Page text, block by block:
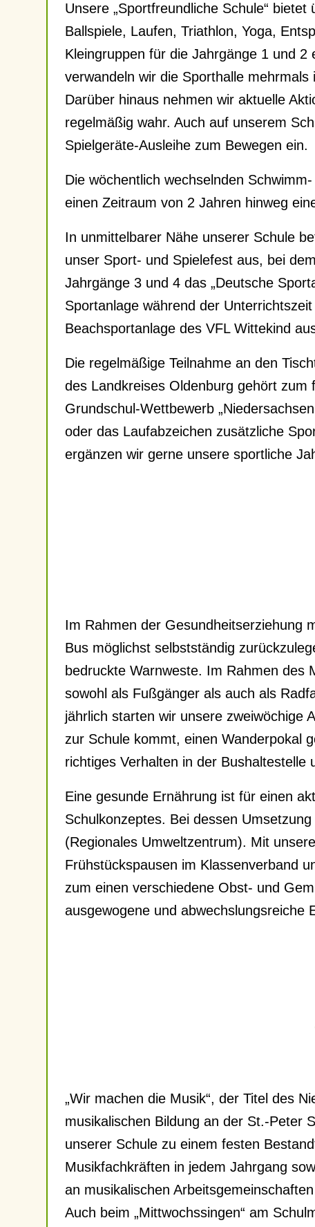
Unsere „Sportfreundliche Schule“
Ballspiele, Laufen, Triathlon, Yoga,
Kleingruppen für die Jahrgänge 1 und 2
verwandeln wir die Sporthalle
Darüber hinaus nehmen wir aktuelle
regelmäßig wahr. Auch auf unserem
Spielgeräte-Ausleihe zum Bewegen ein.
Die wöchentlich wechselnden
einen Zeitraum von 2 Jahren hinweg
In unmittelbarer Nähe unserer Schule
unser Sport- und Spielefest aus, bei
Jahrgänge 3 und 4 das „Deutsche
Sportanlage während der
Beachsportanlage des VFL Wittekind
Die regelmäßige Teilnahme an den
des Landkreises Oldenburg gehört
Grundschul-Wettbewerb
oder das Laufabzeichen zusätzliche
ergänzen wir gerne unsere sportliche
Im Rahmen der Gesundheitserziehung
Bus möglichst selbstständig
bedruckte Warnweste. Im Rahmen des
sowohl als Fußgänger als auch als
jährlich starten wir unsere zweiwöchige
zur Schule kommt, einen Wanderpokal
richtiges Verhalten in der Bushaltestelle
Eine gesunde Ernährung ist für einen
Schulkonzeptes. Bei dessen
(Regionales Umweltzentrum). Mit
Frühstückspausen im Klassenverband
zum einen verschiedene Obst- und
ausgewogene und abwechslungsreiche
„Wir machen die Musik“, der Titel des
musikalischen Bildung an der St.-Peter
unserer Schule zu einem festen
Musikfachkräften in jedem Jahrgang
an musikalischen
Auch beim „Mittwochssingen“ am